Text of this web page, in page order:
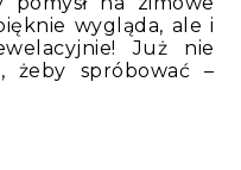
wygląda, ale i
Już nie
żeby spróbować –